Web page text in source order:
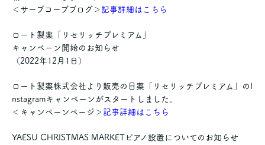
＜サーブコープブログ＞ 記事詳細はこちら
ロート製薬「リセリッチプレミアム」
キャンペーン開始のお知らせ
（2022年12月1日）
ロート製薬株式会社より販売の目薬「リセリッチプレミアム」のI
nstagramキャンペーンがスタートしました。
＜キャンペーンページ＞ 記事詳細はこちら
YAESU CHRISTMAS MARKETピアノ設置についてのお知らせ